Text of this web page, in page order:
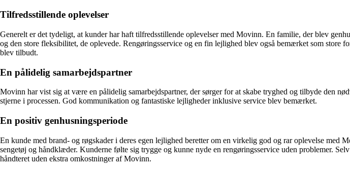
Tilfredsstillende oplevelser
Generelt er det tydeligt, at kunder har haft tilfredsstillende oplevelser med Movinn. En familie, der blev
og den store fleksibilitet, de oplevede. Rengøringsservice og en fin lejlighed blev også bemærket som
blev tilbudt.
En pålidelig samarbejdspartner
Movinn har vist sig at være en pålidelig samarbejdspartner, der sørger for at skabe tryghed og tilbyde den
stjerne i processen. God kommunikation og fantastiske lejligheder inklusive service blev bemærket.
En positiv genhusningsperiode
En kunde med brand- og røgskader i deres egen lejlighed beretter om en virkelig god og rar oplevelse
sengetøj og håndklæder. Kunderne følte sig trygge og kunne nyde en rengøringsservice uden problemer.
håndteret uden ekstra omkostninger af Movinn.